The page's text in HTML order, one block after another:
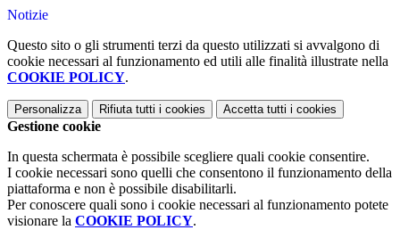
Notizie
Questo sito o gli strumenti terzi da questo utilizzati si avvalgono di
cookie necessari al funzionamento ed utili alle finalità illustrate nella
COOKIE POLICY.
Personalizza Rifiuta tutti i cookies Accetta tutti i cookies
Gestione cookie
In questa schermata è possibile scegliere quali cookie consentire.
I cookie necessari sono quelli che consentono il funzionamento della
piattaforma e non è possibile disabilitarli.
Per conoscere quali sono i cookie necessari al funzionamento potete
visionare la COOKIE POLICY.